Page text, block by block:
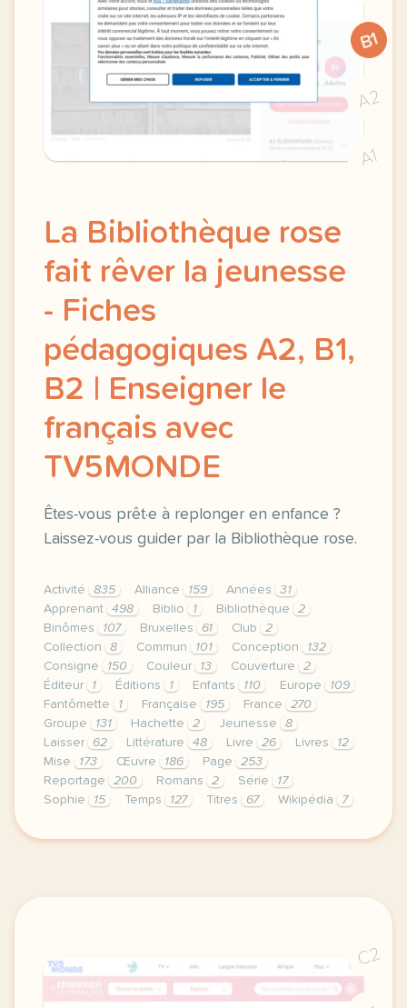
B1
A2
A1
La Bibliothèque rose
fait rêver la jeunesse
- Fiches
pédagogiques A2, B1,
B2 | Enseigner le
français avec
TV5MONDE
Êtes-vous prêt·e à replonger en enfance ?
Laissez-vous guider par la Bibliothèque rose.
Activité 835 Alliance 159 Années
31
Apprenant
498 Biblio 1 Bibliothèque
2
Binômes
107 Bruxelles 61 Club
2
Collection
8 Commun 101 Conception
132
Consigne
150 Couleur 13 Couverture
2
Éditeur
1 Éditions 1 Enfants 110 Europe
109
Fantômette
1 Française 195 France
270
Groupe
131 Hachette 2 Jeunesse
8
Laisser
62 Littérature 48 Livre 26 Livres
12
Mise
173 Œuvre 186 Page
253
Reportage
200 Romans 2 Série
17
Sophie
15 Temps 127 Titres 67 Wikipédia 7
le respect de votre vie privee est une priorite
C2